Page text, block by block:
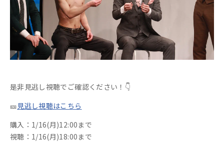
是非見逃し視聴でご確認ください！👇
🎫 見逃し視聴はこちら
購入：1/16(月)12:00まで
視聴：1/16(月)18:00まで